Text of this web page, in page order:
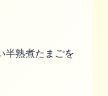
半熟煮たまごを